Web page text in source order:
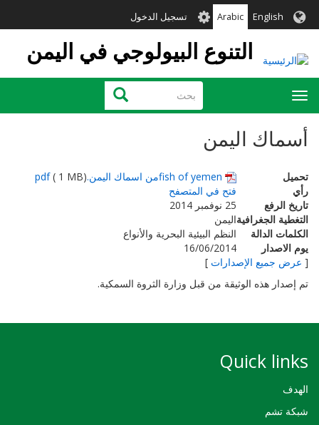
إلى
English
Arabic
User
account
menu
تسجيل الدخول
التنوع البيولوجي في اليمن
بحث بحث
Toggle
navigation
أسماك اليمن
تحميل fish of yemenمن اسماك اليمن.pdf
( 1 MB)
رأي
فتح في المتصفح
تاريخ الرفع
25 نوفمبر 2014
التغطية الجغرافيةاليمن
الكلمات الدالة
النظم البيئية البحرية والأنواع
يوم الاصدار
16/06/2014
[ عرض جميع الإصدارات ]
تم إصدار هذه الوثيقة من قبل وزارة الثروة السمكية.
Quick links
الهدف
شبكة تشم